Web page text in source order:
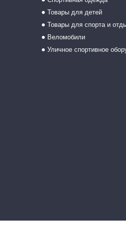
Товары для детей
Товары для спорта и
Веломобили
Уличное спортивное